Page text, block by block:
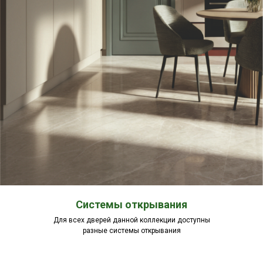
Системы открывания
Для всех дверей данной коллекции доступны
разные системы открывания